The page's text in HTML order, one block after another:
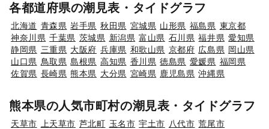
各都道府県の潮見表・タイドグラフ
北海道 青森県 岩手県 秋田県 宮城県 山形県 福島県 東京都
神奈川県 千葉県 茨城県 新潟県 富山県 石川県 福井県 愛知県
静岡県 三重県 大阪府 兵庫県 和歌山県 京都府 広島県 岡山県
山口県 鳥取県 島根県 高知県 香川県 徳島県 愛媛県 福岡県
佐賀県 長崎県 熊本県 大分県 宮崎県 鹿児島県 沖縄県
熊本県の人気市町村の潮見表・タイドグラフ
天草市 上天草市 芦北町 玉名市 宇土市 八代市 荒尾市